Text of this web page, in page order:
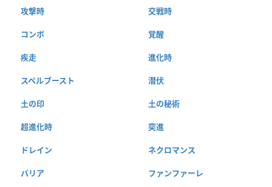
攻撃時 交戦時
コンボ 覚醒
疾走 進化時
スペルブースト 潜伏
土の印 土の秘術
超進化時 突進
ドレイン ネクロマンス
バリア ファンファーレ